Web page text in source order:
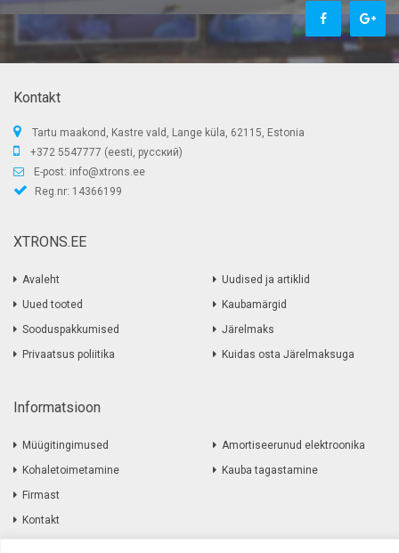
Kontakt
Tartu maakond, Kastre vald, Lange küla, 62115, Estonia
+372 5547777 (eesti, русский)
E-post: info@xtrons.ee
Reg.nr: 14366199
XTRONS.EE
Avaleht
Uued tooted
Sooduspakkumised
Privaatsus poliitika
Uudised ja artiklid
Kaubamärgid
Järelmaks
Kuidas osta Järelmaksuga
Informatsioon
Müügitingimused
Kohaletoimetamine
Firmast
Kontakt
Amortiseerunud elektroonika
Kauba tagastamine